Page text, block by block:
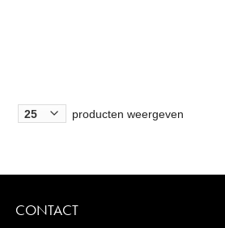
producten weergeven
CONTACT